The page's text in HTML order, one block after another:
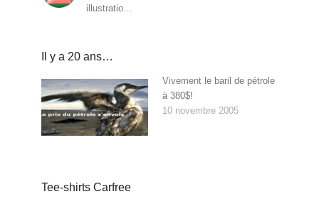
illustratio…
Il y a 20 ans…
Vivement le baril de pétrole
à 380$!
10 novembre 2005
Tee-shirts Carfree